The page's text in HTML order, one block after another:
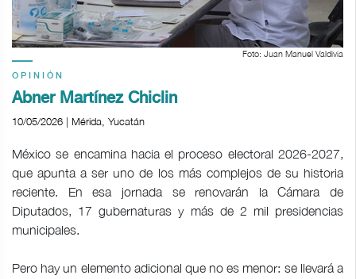
Foto: Juan Manuel Valdivia
OPINIÓN
Abner Martínez Chiclin
10/05/2026 | Mérida, Yucatán
México se encamina hacia el proceso electoral 2026-2027,
que apunta a ser uno de los más complejos de su historia
reciente. En esa jornada se renovarán la Cámara de
Diputados, 17 gubernaturas y más de 2 mil presidencias
municipales.
Pero hay un elemento adicional que no es menor: se llevará a